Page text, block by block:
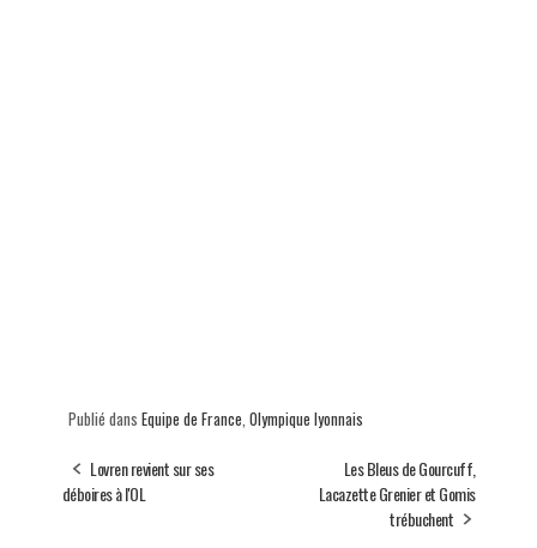
Publié dans Equipe de France, Olympique lyonnais
Lovren revient sur ses
déboires à l'OL
Les Bleus de Gourcuff,
Lacazette Grenier et Gomis
trébuchent